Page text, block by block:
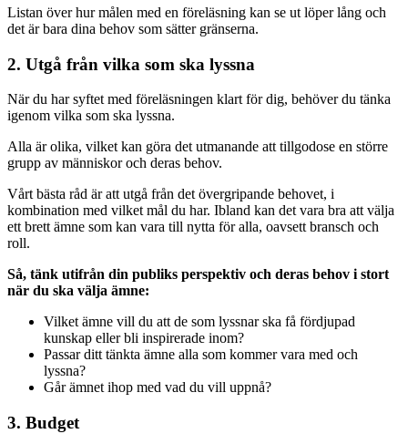
Listan över hur målen med en föreläsning kan se ut löper lång och
det är bara dina behov som sätter gränserna.
2. Utgå från vilka som ska lyssna
När du har syftet med föreläsningen klart för dig, behöver du tänka
igenom vilka som ska lyssna.
Alla är olika, vilket kan göra det utmanande att tillgodose en större
grupp av människor och deras behov.
Vårt bästa råd är att utgå från det övergripande behovet, i
kombination med vilket mål du har. Ibland kan det vara bra att välja
ett brett ämne som kan vara till nytta för alla, oavsett bransch och
roll.
Så, tänk utifrån din publiks perspektiv och deras behov i stort
när du ska välja ämne:
Vilket ämne vill du att de som lyssnar ska få fördjupad
kunskap eller bli inspirerade inom?
Passar ditt tänkta ämne alla som kommer vara med och
lyssna?
Går ämnet ihop med vad du vill uppnå?
3. Budget